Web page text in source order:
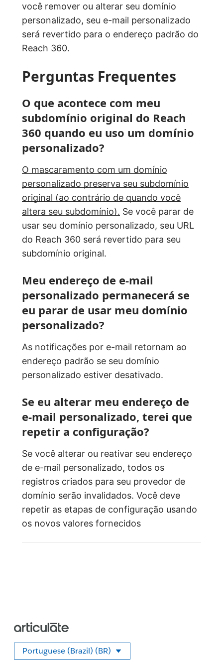
você remover ou alterar seu domínio
personalizado, seu e-mail personalizado
será revertido para o endereço padrão do
Reach 360.
Perguntas Frequentes
O que acontece com meu
subdomínio original do Reach
360 quando eu uso um domínio
personalizado?
O mascaramento com um domínio
personalizado preserva seu subdomínio
original (ao contrário de quando você
altera seu subdomínio). Se você parar de
usar seu domínio personalizado, seu URL
do Reach 360 será revertido para seu
subdomínio original.
Meu endereço de e-mail
personalizado permanecerá se
eu parar de usar meu domínio
personalizado?
As notificações por e-mail retornam ao
endereço padrão se seu domínio
personalizado estiver desativado.
Se eu alterar meu endereço de
e-mail personalizado, terei que
repetir a configuração?
Se você alterar ou reativar seu endereço
de e-mail personalizado, todos os
registros criados para seu provedor de
domínio serão invalidados. Você deve
repetir as etapas de configuração usando
os novos valores fornecidos
Portuguese (Brazil) (BR)
Selecione seu idioma